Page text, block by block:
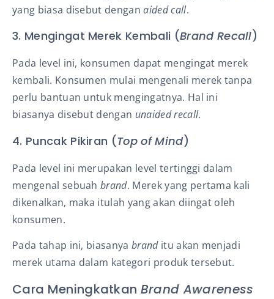
yang biasa disebut denganaided call.
3. Mengingat Merek Kembali (Brand Recall)
Pada level ini, konsumen dapat mengingat merek
kembali. Konsumen mulai mengenali merek tanpa
perlu bantuan untuk mengingatnya. Hal ini
biasanya disebut dengan unaided recall.
4. Puncak Pikiran (Top of Mind)
Pada level ini merupakan level tertinggi dalam
mengenal sebuahbrand. Merek yang pertama kali
dikenalkan, maka itulah yang akan diingat oleh
konsumen.
Pada tahap ini, biasanya brand itu akan menjadi
merek utama dalam kategori produk tersebut.
Cara Meningkatkan Brand Awareness